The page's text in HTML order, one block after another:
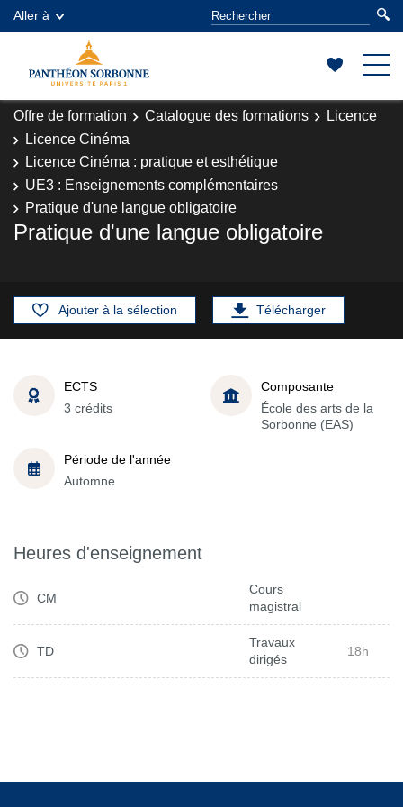
Aller à
Offre de formation Catalogue des formations
Licence
Licence Cinéma
Licence Cinéma : pratique et esthétique
UE3 : Enseignements complémentaires
Pratique d'une langue obligatoire
Pratique d'une langue obligatoire
Ajouter à la sélection Télécharger
ECTS
3 crédits
Composante
École des arts de la
Sorbonne (EAS)
Période de l'année
Automne
Heures d'enseignement
CM
Cours
magistral
TD
Travaux
dirigés
18h